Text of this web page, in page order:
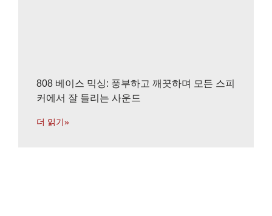
808 베이스 믹싱: 풍부하고 깨끗하며 모든 스피
커에서 잘 들리는 사운드
더 읽기»